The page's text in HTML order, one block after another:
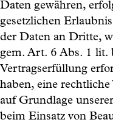
Daten gewähren,
gesetzlichen
der Daten an Dritte,
gem. Art. 6 Abs. 1 lit.
Vertragserfüllung
haben, eine
auf Grundlage
beim Einsatz von